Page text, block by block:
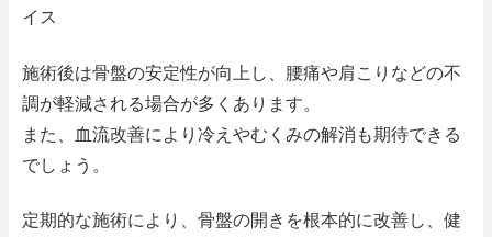
イス
施術後は骨盤の安定性が向上し、腰痛や肩こりなどの不
調が軽減される場合が多くあります。
また、血流改善により冷えやむくみの解消も期待できる
でしょう。
定期的な施術により、骨盤の開きを根本的に改善し、健